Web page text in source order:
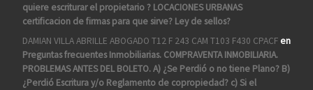
quiere escriturar el propietario ? LOCACIONES URBANAS
certificacion de firmas para que sirve? Ley de sellos?
DAMIAN VILLA ABRILLE ABOGADO T12 F 243 CAM T103 F430 CPACFen
Preguntas frecuentes Inmobiliarias. COMPRAVENTA INMOBILIARIA.
PROBLEMAS ANTES DEL BOLETO. A) ¿Se Perdió o no tiene Plano? B)
¿Perdió Escritura y/o Reglamento de copropiedad? c) Si el